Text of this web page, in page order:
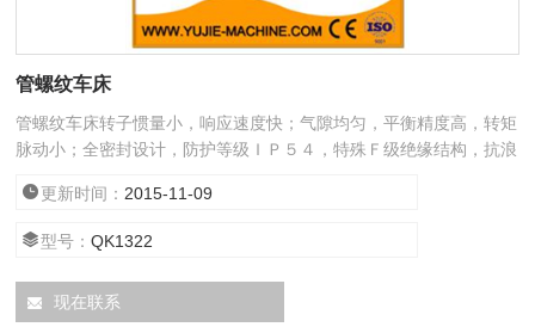
管螺纹车床
管螺纹车床转子惯量小，响应速度快；气隙均匀，平衡精度高，转矩
脉动小；全密封设计，防护等级ＩＰ５４，特殊Ｆ级绝缘结构，抗浪
更新时间： 2015-11-09
型号：QK1322
现在联系